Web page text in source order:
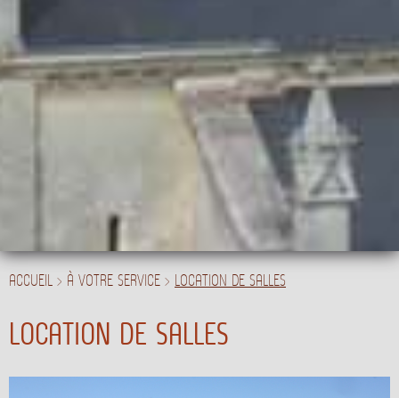
ACCUEIL > À VOTRE SERVICE > LOCATION DE SALLES
LOCATION DE SALLES